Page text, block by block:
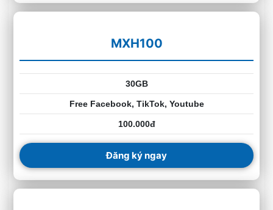
MXH100
30GB
Free Facebook, TikTok, Youtube
100.000đ
Đăng ký ngay